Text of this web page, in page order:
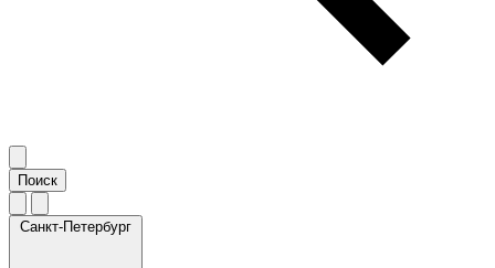
Санкт-Петербург